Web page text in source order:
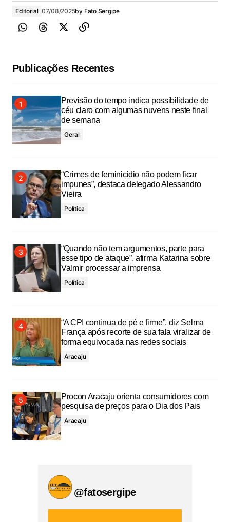
Editorial 07/08/2025by Fato Sergipe
Publicações Recentes
Previsão do tempo indica possibilidade de
céu claro com algumas nuvens neste final
de semana
Geral
“Crimes de feminicídio não podem ficar
impunes”, destaca delegado Alessandro
Vieira
Política
“Quando não tem argumentos, parte para
esse tipo de ataque”, afirma Katarina sobre
Valmir processar a imprensa
Política
“A CPI continua de pé e firme”, diz Selma
França após recorte de sua fala viralizar de
forma equivocada nas redes sociais
Aracaju
Procon Aracaju orienta consumidores com
pesquisa de preços para o Dia dos Pais
Aracaju
@fatosergipe